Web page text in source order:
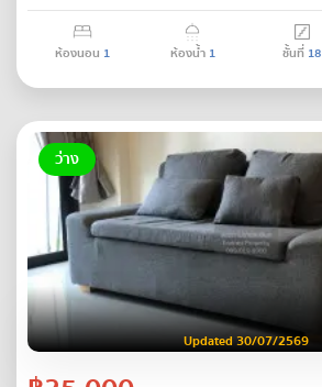
ห้องนอน 1 ห้องน้ำ 1 ชั้นที่ 18
ว่าง
Updated 30/07/2569